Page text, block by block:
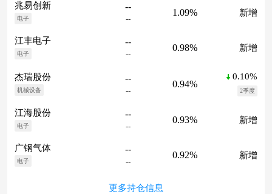
兆易创新
电子
--
--
1.09% 新增
江丰电子
电子
--
--
0.98% 新增
杰瑞股份
机械设备
--
--
0.94%
0.10%
2季度
江海股份
电子
--
--
0.93% 新增
广钢气体
电子
--
--
0.92% 新增
更多持仓信息